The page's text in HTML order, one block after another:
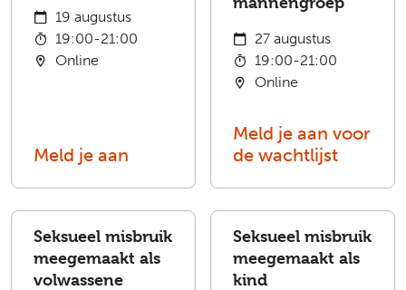
19 augustus
19:00-21:00
Online
Meld je aan
27 augustus
19:00-21:00
Online
Meld je aan voor
de wachtlijst
Seksueel misbruik
meegemaakt als
volwassene
Seksueel misbruik
meegemaakt als
kind